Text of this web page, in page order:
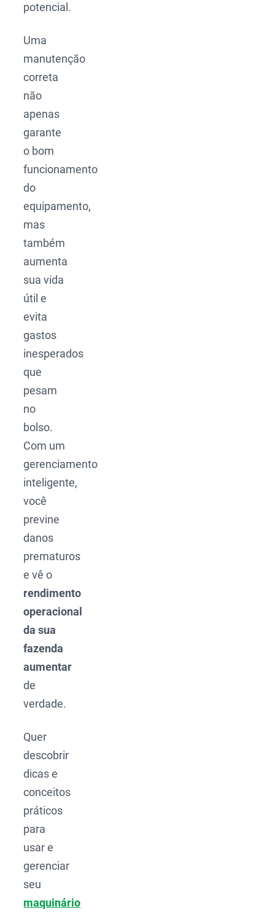
potencial.
Uma
manutenção
correta
não
apenas
garante
o bom
funcionamento
do
equipamento,
mas
também
aumenta
sua vida
útil e
evita
gastos
inesperados
que
pesam
no
bolso.
Com um
gerenciamento
inteligente,
você
previne
danos
prematuros
e vê o
rendimento
operacional
da sua
fazenda
aumentar
de
verdade.
Quer
descobrir
dicas e
conceitos
práticos
para
usar e
gerenciar
seu
maquinário